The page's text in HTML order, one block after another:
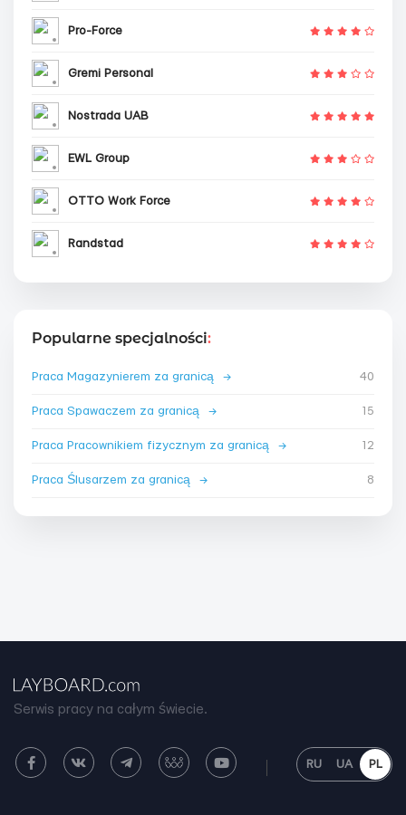
Pro-Force
Gremi Personal
Nostrada UAB
EWL Group
OTTO Work Force
Randstad
Popularne specjalności:
Praca Magazynierem za granicą → 40
Praca Spawaczem za granicą → 15
Praca Pracownikiem fizycznym za granicą → 12
Praca Ślusarzem za granicą → 8
Serwis pracy na całym świecie.
RU UA PL